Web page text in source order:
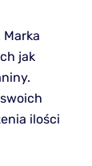
jak
ilości